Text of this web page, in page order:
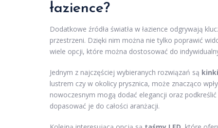
łazience?
Dodatkowe źródła światła w łazience odgrywają
przestrzeni. Dzięki nim można nie tylko poprawić
wiele opcji, które można dostosować do
Jednym z najczęściej wybieranych rozwiązań są
lustrem czy w okolicy prysznica, może znacząco
nowoczesnym mogą dodać elegancji oraz
dopasować je do całości aranżacji.